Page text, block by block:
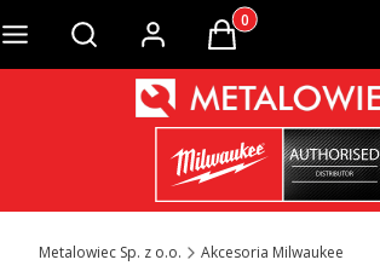
Otwórz wyszukiwarkęProdukty w
Metalowiec Sp. z o.o. Akcesoria Milwaukee